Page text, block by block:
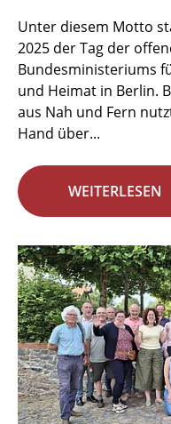
Unter diesem Motto
2025 der Tag der
Bundesministeriums
und Heimat in Berlin.
aus Nah und Fern
Hand über...
WEITERLESEN